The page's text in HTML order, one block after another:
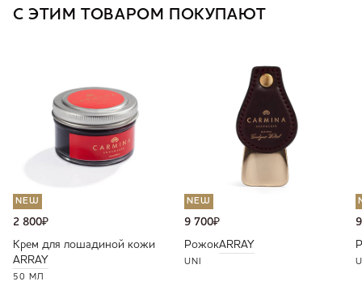
С ЭТИМ ТОВАРОМ ПОКУПАЮТ
NEW
2 800₽
Крем для лошадиной кожи
ARRAY
50 МЛ
NEW
9 700₽
РожокARRAY
UNI